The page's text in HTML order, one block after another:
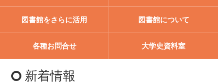
図書館をさらに活用 図書館について
各種お問合せ 大学史資料室
新着情報